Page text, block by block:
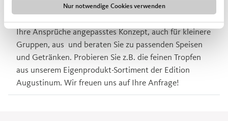
Nur notwendige Cookies verwenden
Familienfeiern, Geburtstagen oder Jubiläen ins
Ihre Ansprüche angepasstes Konzept, auch für kleinere
Gruppen, aus und beraten Sie zu passenden Speisen
und Getränken. Probieren Sie z.B. die feinen Tropfen
aus unserem Eigenprodukt-Sortiment der Edition
Augustinum. Wir freuen uns auf Ihre Anfrage!